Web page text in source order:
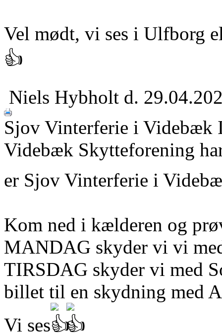
Vel mødt, vi ses i Ulfborg
👍
Niels Hybholt d.
Sjov Vinterferie i Videbæk
Videbæk Skytteforening
er Sjov Vinterferie i
Kom ned i kælderen og
MANDAG skyder vi vi
TIRSDAG skyder vi med
billet til en skydning med
Vi ses